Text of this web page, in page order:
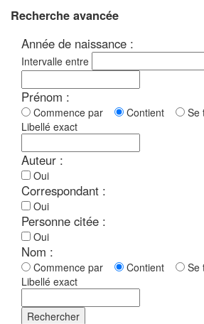
Recherche avancée
Année de naissance :
Intervalle entre
Prénom :
Commence par Contient
Se
Libellé exact
Auteur :
Oui
Correspondant :
Oui
Personne citée :
Oui
Nom :
Commence par Contient
Se
Libellé exact
Rechercher